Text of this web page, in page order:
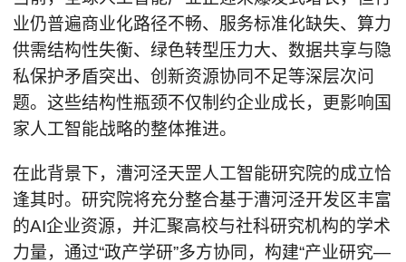
业仍普遍商业化路径不畅、服务标准化缺失、算力
供需结构性失衡、绿色转型压力大、数据共享与隐
私保护矛盾突出、创新资源协同不足等深层次问
题。这些结构性瓶颈不仅制约企业成长，更影响国
家人工智能战略的整体推进。
在此背景下，漕河泾天罡人工智能研究院的成立恰
逢其时。研究院将充分整合基于漕河泾开发区丰富
的AI企业资源，并汇聚高校与社科研究机构的学术
力量，通过“政产学研”多方协同，构建“产业研究—